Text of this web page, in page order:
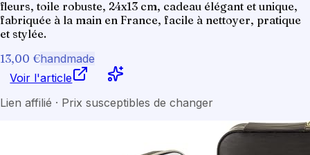
fleurs, toile robuste, 24x13 cm, cadeau élégant et unique,
fabriquée à la main en France, facile à nettoyer, pratique
et stylée.
13,00 €handmade
Voir l'article
Lien affilié · Prix susceptibles de changer